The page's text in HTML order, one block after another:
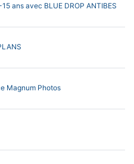
ans avec BLUE DROP ANTIBES
Magnum Photos